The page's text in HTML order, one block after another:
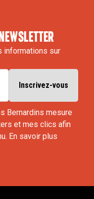
informations sur
Bernardins mesure
et mes clics afin
En savoir plus